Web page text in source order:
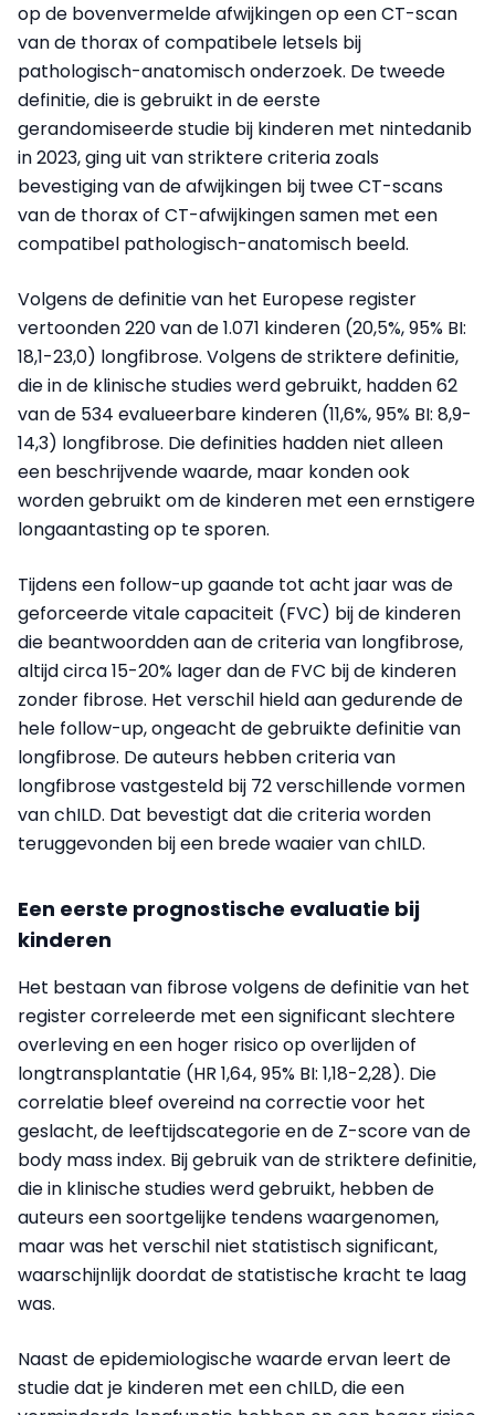
op de bovenvermelde afwijkingen op een CT-scan
van de thorax of compatibele letsels bij
pathologisch-anatomisch onderzoek. De tweede
definitie, die is gebruikt in de eerste
gerandomiseerde studie bij kinderen met nintedanib
in 2023, ging uit van striktere criteria zoals
bevestiging van de afwijkingen bij twee CT-scans
van de thorax of CT-afwijkingen samen met een
compatibel pathologisch-anatomisch beeld.
Volgens de definitie van het Europese register
vertoonden 220 van de 1.071 kinderen (20,5%, 95% BI:
18,1-23,0) longfibrose. Volgens de striktere definitie,
die in de klinische studies werd gebruikt, hadden 62
van de 534 evalueerbare kinderen (11,6%, 95% BI: 8,9-
14,3) longfibrose. Die definities hadden niet alleen
een beschrijvende waarde, maar konden ook
worden gebruikt om de kinderen met een ernstigere
longaantasting op te sporen.
Tijdens een follow-up gaande tot acht jaar was de
geforceerde vitale capaciteit (FVC) bij de kinderen
die beantwoordden aan de criteria van longfibrose,
altijd circa 15-20% lager dan de FVC bij de kinderen
zonder fibrose. Het verschil hield aan gedurende de
hele follow-up, ongeacht de gebruikte definitie van
longfibrose. De auteurs hebben criteria van
longfibrose vastgesteld bij 72 verschillende vormen
van chILD. Dat bevestigt dat die criteria worden
teruggevonden bij een brede waaier van chILD.
Een eerste prognostische evaluatie bij
kinderen
Het bestaan van fibrose volgens de definitie van het
register correleerde met een significant slechtere
overleving en een hoger risico op overlijden of
longtransplantatie (HR 1,64, 95% BI: 1,18-2,28). Die
correlatie bleef overeind na correctie voor het
geslacht, de leeftijdscategorie en de Z-score van de
body mass index. Bij gebruik van de striktere definitie,
die in klinische studies werd gebruikt, hebben de
auteurs een soortgelijke tendens waargenomen,
maar was het verschil niet statistisch significant,
waarschijnlijk doordat de statistische kracht te laag
was.
Naast de epidemiologische waarde ervan leert de
studie dat je kinderen met een chILD, die een